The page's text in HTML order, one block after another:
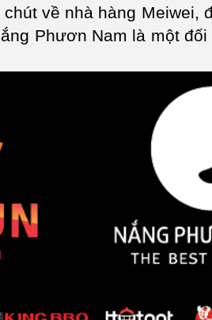
về nhà hàng Meiwei,
Phươn Nam là một